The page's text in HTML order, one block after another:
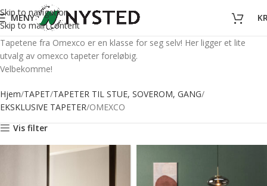
Skip to navigation
Skip to main content
MENY
Tapetene fra Omexco er en klasse for seg selv! Her ligger et lite
utvalg av omexco tapeter foreløbig.
Velbekomme!
Hjem TAPET TAPETER TIL STUE, SOVEROM, GANG
EKSKLUSIVE TAPETER OMEXCO
Vis filter